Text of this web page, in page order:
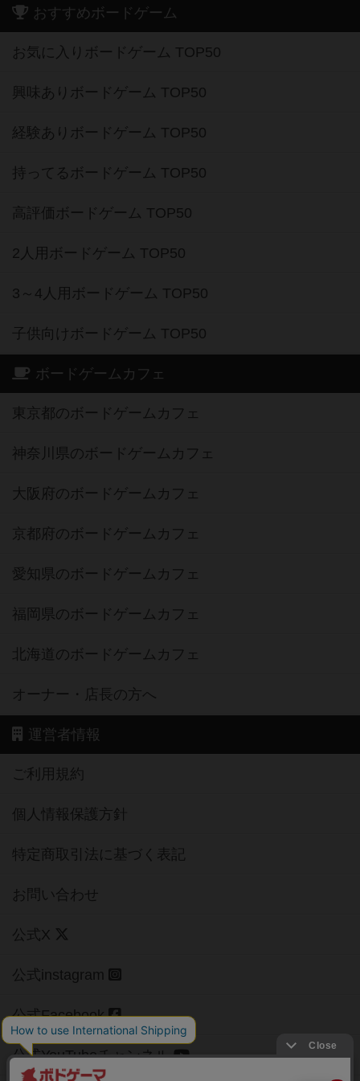
おすすめボードゲーム
お気に入りボードゲーム TOP50
興味ありボードゲーム TOP50
経験ありボードゲーム TOP50
持ってるボードゲーム TOP50
高評価ボードゲーム TOP50
2人用ボードゲーム TOP50
3～4人用ボードゲーム TOP50
子供向けボードゲーム TOP50
ボードゲームカフェ
東京都のボードゲームカフェ
神奈川県のボードゲームカフェ
大阪府のボードゲームカフェ
京都府のボードゲームカフェ
愛知県のボードゲームカフェ
福岡県のボードゲームカフェ
北海道のボードゲームカフェ
オーナー・店長の方へ
運営者情報
ご利用規約
個人情報保護方針
特定商取引法に基づく表記
お問い合わせ
公式X
公式instagram
公式Facebook
公式YouTubeチャンネル